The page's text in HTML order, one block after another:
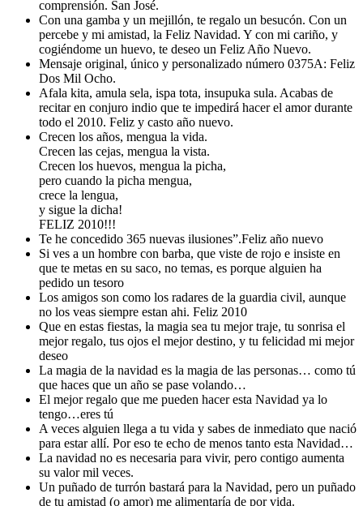
comprensión. San José.
Con una gamba y un mejillón, te regalo un besucón. Con un
percebe y mi amistad, la Feliz Navidad. Y con mi cariño, y
cogiéndome un huevo, te deseo un Feliz Año Nuevo.
Mensaje original, único y personalizado número 0375A: Feliz
Dos Mil Ocho.
Afala kita, amula sela, ispa tota, insupuka sula. Acabas de
recitar en conjuro indio que te impedirá hacer el amor durante
todo el 2010. Feliz y casto año nuevo.
Crecen los años, mengua la vida.
Crecen las cejas, mengua la vista.
Crecen los huevos, mengua la picha,
pero cuando la picha mengua,
crece la lengua,
y sigue la dicha!
FELIZ 2010!!!
Te he concedido 365 nuevas ilusiones”.Feliz año nuevo
Si ves a un hombre con barba, que viste de rojo e insiste en
que te metas en su saco, no temas, es porque alguien ha
pedido un tesoro
Los amigos son como los radares de la guardia civil, aunque
no los veas siempre estan ahi. Feliz 2010
Que en estas fiestas, la magia sea tu mejor traje, tu sonrisa el
mejor regalo, tus ojos el mejor destino, y tu felicidad mi mejor
deseo
La magia de la navidad es la magia de las personas… como tú
que haces que un año se pase volando…
El mejor regalo que me pueden hacer esta Navidad ya lo
tengo…eres tú
A veces alguien llega a tu vida y sabes de inmediato que nació
para estar allí. Por eso te echo de menos tanto esta Navidad…
La navidad no es necesaria para vivir, pero contigo aumenta
su valor mil veces.
Un puñado de turrón bastará para la Navidad, pero un puñado
de tu amistad (o amor) me alimentaría de por vida.